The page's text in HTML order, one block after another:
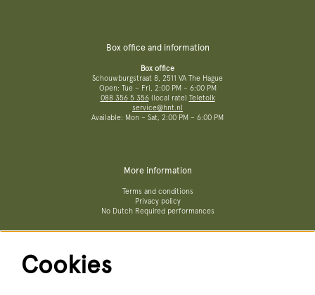
Box office and information
Box office
Schouwburgstraat 8, 2511 VA The Hague
Open: Tue – Fri, 2:00 PM – 6:00 PM
088 356 5 356(local rate) Teletolk
service@hnt.nl
Available: Mon – Sat, 2:00 PM – 6:00 PM
More information
Terms and conditions
Privacy policy
No Dutch Required performances
Cookies